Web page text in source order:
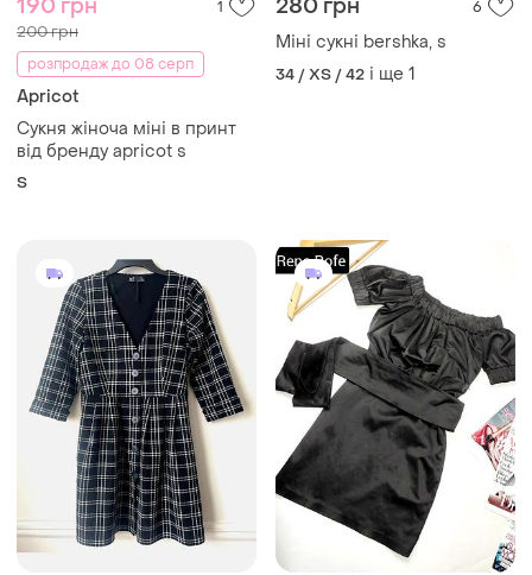
190 грн 1
200 грн
розпродаж до 08 серп
Apricot
Сукня жіноча міні в принт
від бренду apricot s
S
280 грн 6
Міні сукні bershka, s
34 / XS / 42 і ще 1